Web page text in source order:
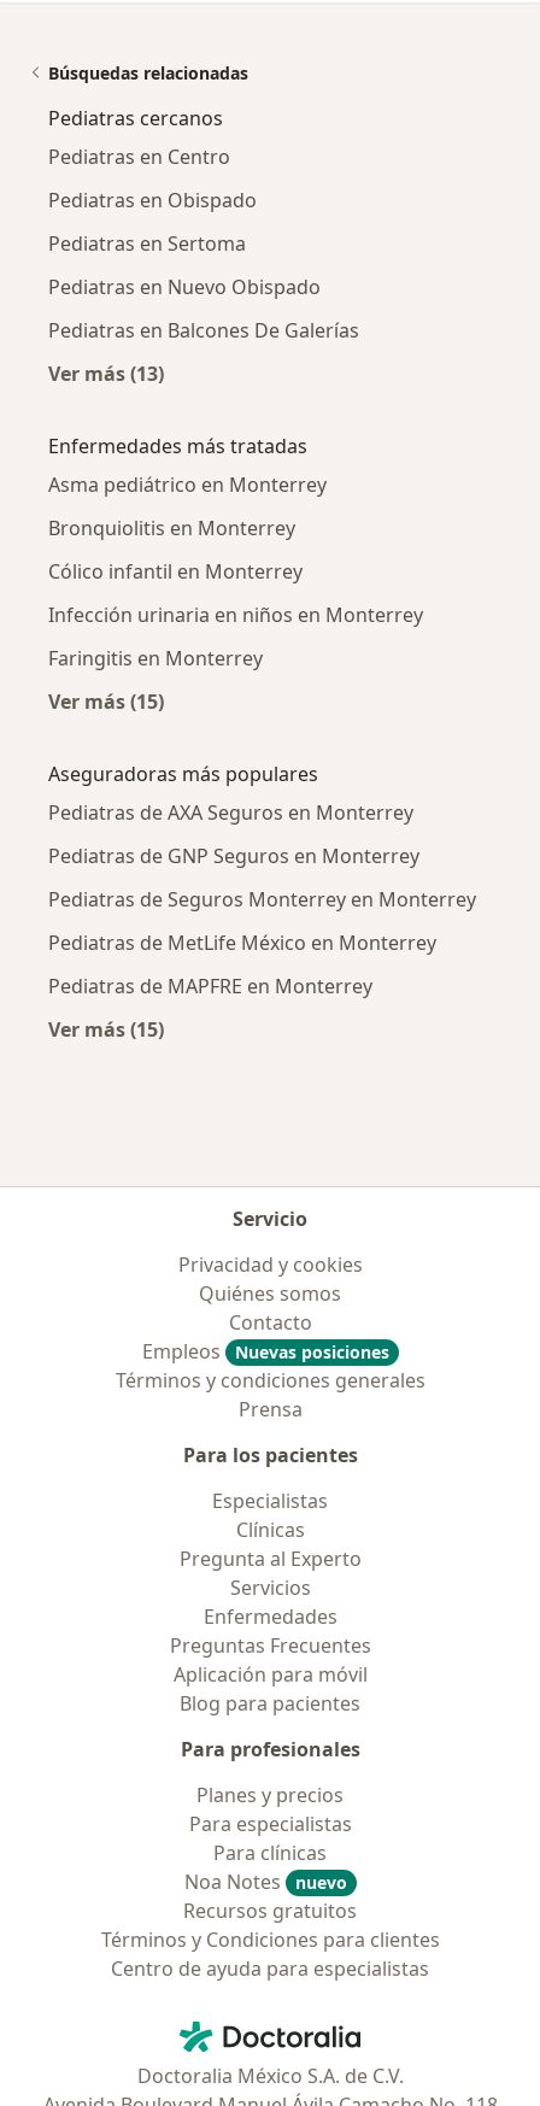
Búsquedas relacionadas
Pediatras cercanos
Pediatras en Centro
Pediatras en Obispado
Pediatras en Sertoma
Pediatras en Nuevo Obispado
Pediatras en Balcones De Galerías
Ver más (13)
Enfermedades más tratadas
Asma pediátrico en Monterrey
Bronquiolitis en Monterrey
Cólico infantil en Monterrey
Infección urinaria en niños en Monterrey
Faringitis en Monterrey
Ver más (15)
Aseguradoras más populares
Pediatras de AXA Seguros en Monterrey
Pediatras de GNP Seguros en Monterrey
Pediatras de Seguros Monterrey en Monterrey
Pediatras de MetLife México en Monterrey
Pediatras de MAPFRE en Monterrey
Ver más (15)
Servicio
Privacidad y cookies
Quiénes somos
Contacto
Empleos
Nuevas posiciones
Términos y condiciones generales
Prensa
Para los pacientes
Especialistas
Clínicas
Pregunta al Experto
Servicios
Enfermedades
Preguntas Frecuentes
Aplicación para móvil
Blog para pacientes
Para profesionales
Planes y precios
Para especialistas
Para clínicas
Noa Notes
nuevo
Recursos gratuitos
Términos y Condiciones para clientes
Centro de ayuda para especialistas
Doctoralia - Página de inicio
Doctoralia México S.A. de C.V.